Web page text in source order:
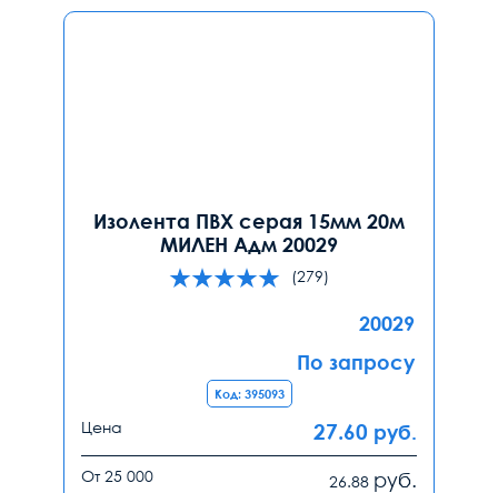
Изолента ПВХ серая 15мм 20м
МИЛЕН Адм 20029
(279)
20029
По запросу
Код: 395093
Цена 27.60 руб.
От 25 000 26.88 руб.